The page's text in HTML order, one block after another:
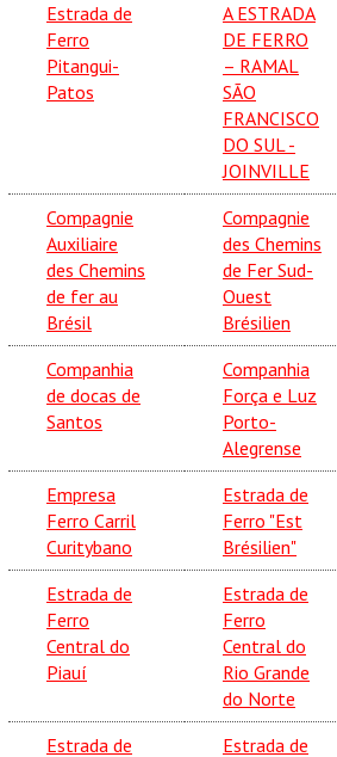
Estrada de
Ferro
Pitangui-
Patos
A ESTRADA
DE FERRO
– RAMAL
SÃO
FRANCISCO
DO SUL -
JOINVILLE
Compagnie
Auxiliaire
des Chemins
de fer au
Brésil
Compagnie
des Chemins
de Fer Sud-
Ouest
Brésilien
Companhia
de docas de
Santos
Companhia
Força e Luz
Porto-
Alegrense
Empresa
Ferro Carril
Curitybano
Estrada de
Ferro "Est
Brésilien"
Estrada de
Ferro
Central do
Piauí
Estrada de
Ferro
Central do
Rio Grande
do Norte
Estrada de
Estrada de